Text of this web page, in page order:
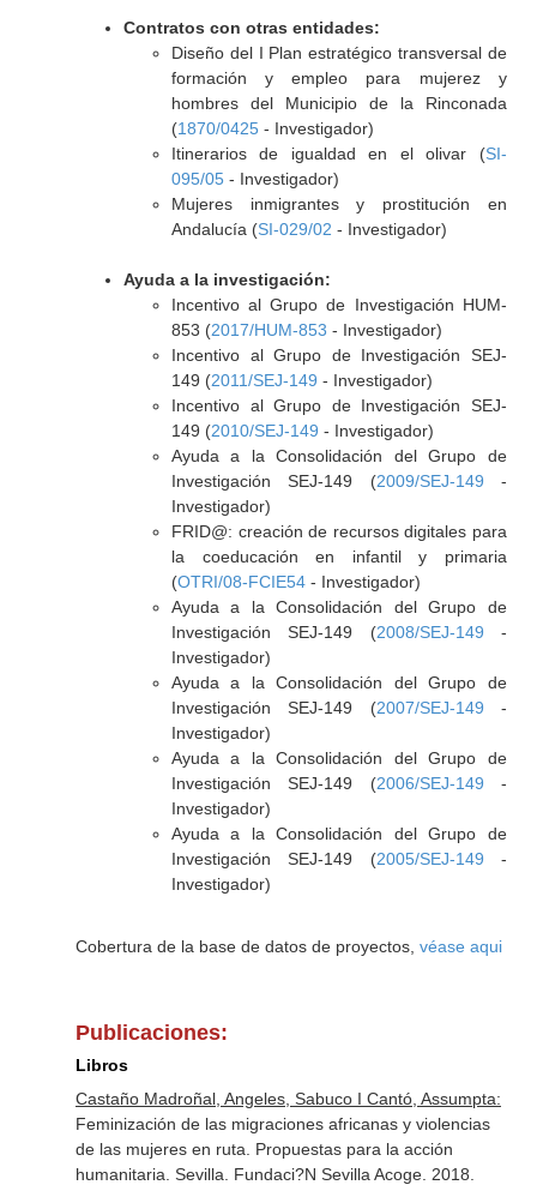
Contratos con otras entidades:
Diseño del I Plan estratégico transversal de
formación y empleo para mujerez y
hombres del Municipio de la Rinconada
(1870/0425- Investigador)
Itinerarios de igualdad en el olivar (SI-
095/05- Investigador)
Mujeres inmigrantes y prostitución en
Andalucía (SI-029/02 - Investigador)
Ayuda a la investigación:
Incentivo al Grupo de Investigación HUM-
853 (2017/HUM-853 - Investigador)
Incentivo al Grupo de Investigación SEJ-
149 (2011/SEJ-149 - Investigador)
Incentivo al Grupo de Investigación SEJ-
149 (2010/SEJ-149 - Investigador)
Ayuda a la Consolidación del Grupo de
Investigación SEJ-149 (2009/SEJ-149 -
Investigador)
FRID@: creación de recursos digitales para
la coeducación en infantil y primaria
(OTRI/08-FCIE54- Investigador)
Ayuda a la Consolidación del Grupo de
Investigación SEJ-149 (2008/SEJ-149 -
Investigador)
Ayuda a la Consolidación del Grupo de
Investigación SEJ-149 (2007/SEJ-149 -
Investigador)
Ayuda a la Consolidación del Grupo de
Investigación SEJ-149 (2006/SEJ-149 -
Investigador)
Ayuda a la Consolidación del Grupo de
Investigación SEJ-149 (2005/SEJ-149 -
Investigador)
Cobertura de la base de datos de proyectos, véase aqui
Publicaciones:
Libros
Castaño Madroñal, Angeles, Sabuco I Cantó, Assumpta:
Feminización de las migraciones africanas y violencias
de las mujeres en ruta. Propuestas para la acción
humanitaria. Sevilla. Fundaci?N Sevilla Acoge. 2018.